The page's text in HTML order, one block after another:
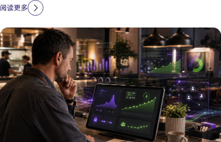
阅读更多